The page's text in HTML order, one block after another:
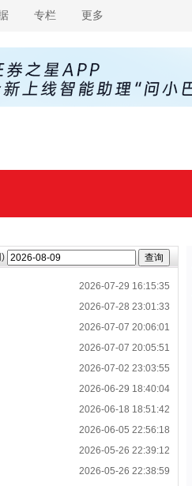
专栏 更多
)
2026-07-29 16:15:35
2026-07-28 23:01:33
2026-07-07 20:06:01
2026-07-07 20:05:51
2026-07-02 23:03:55
2026-06-29 18:40:04
2026-06-18 18:51:42
2026-06-05 22:56:18
2026-05-26 22:39:12
2026-05-26 22:38:59